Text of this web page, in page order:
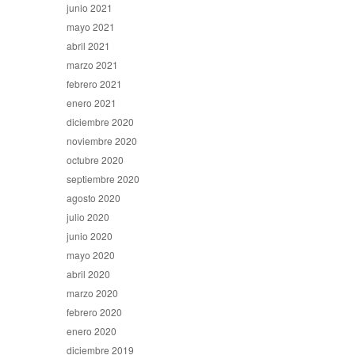
junio 2021
mayo 2021
abril 2021
marzo 2021
febrero 2021
enero 2021
diciembre 2020
noviembre 2020
octubre 2020
septiembre 2020
agosto 2020
julio 2020
junio 2020
mayo 2020
abril 2020
marzo 2020
febrero 2020
enero 2020
diciembre 2019